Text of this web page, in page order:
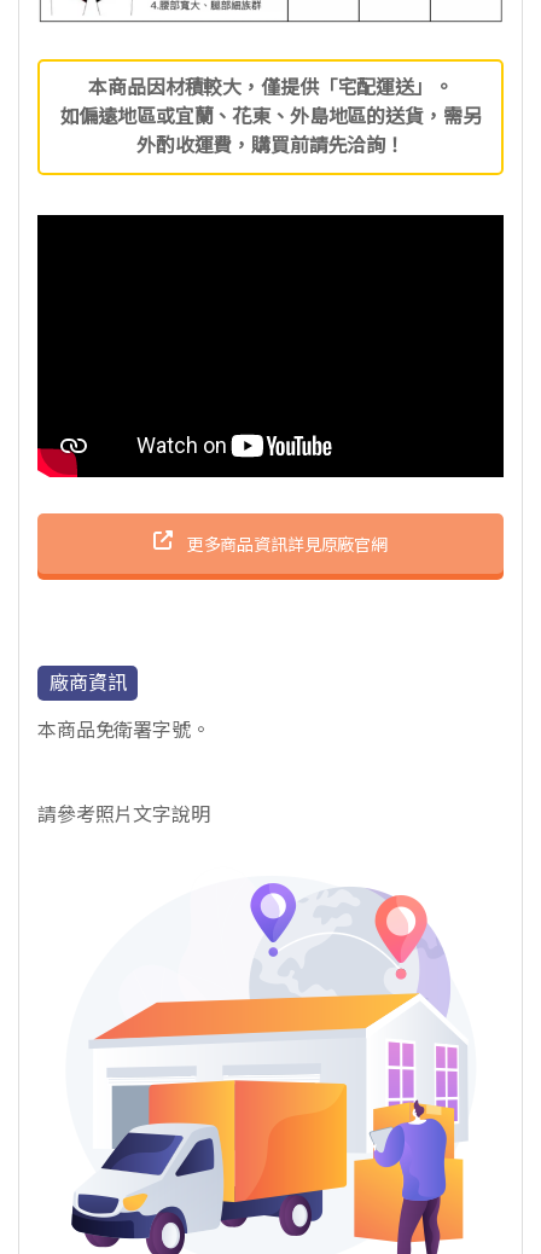
本商品因材積較大，僅提供「宅配運送」。
如偏遠地區或宜蘭、花東、外島地區的送貨，需另
外酌收運費，購買前請先洽詢！
更多商品資訊詳見原廠官網
廠商資訊
本商品免衛署字號。
請參考照片文字說明